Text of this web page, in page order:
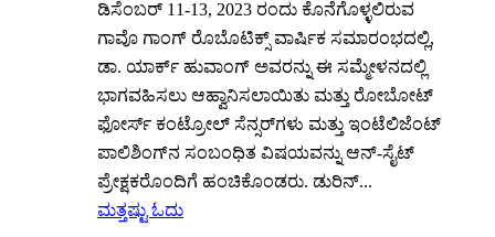
ಡಿಸೆಂಬರ್ 11-13, 2023 ರಂದು ಕೊನೆಗೊಳ್ಳಲಿರುವ
ಗಾವೊ ಗಾಂಗ್ ರೊಬೊಟಿಕ್ಸ್ ವಾರ್ಷಿಕ ಸಮಾರಂಭದಲ್ಲಿ,
ಡಾ. ಯಾರ್ಕ್ ಹುವಾಂಗ್ ಅವರನ್ನು ಈ ಸಮ್ಮೇಳನದಲ್ಲಿ
ಭಾಗವಹಿಸಲು ಆಹ್ವಾನಿಸಲಾಯಿತು ಮತ್ತು ರೋಬೋಟ್
ಫೋರ್ಸ್ ಕಂಟ್ರೋಲ್ ಸೆನ್ಸರ್‌ಗಳು ಮತ್ತು ಇಂಟೆಲಿಜೆಂಟ್
ಪಾಲಿಶಿಂಗ್‌ನ ಸಂಬಂಧಿತ ವಿಷಯವನ್ನು ಆನ್-ಸೈಟ್
ಪ್ರೇಕ್ಷಕರೊಂದಿಗೆ ಹಂಚಿಕೊಂಡರು. ಡುರಿನ್...
ಮತ್ತಷ್ಟು ಓದು